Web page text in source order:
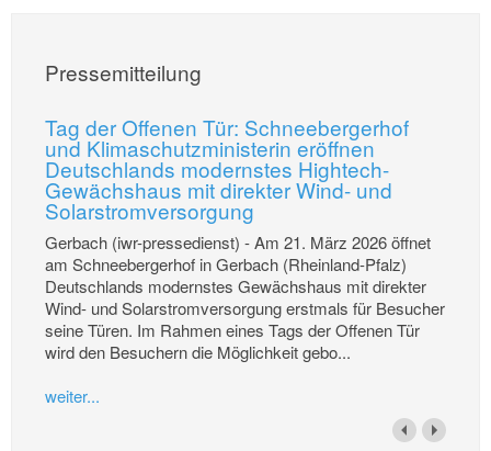
Pressemitteilung
Tag der Offenen Tür: Schneebergerhof
und Klimaschutzministerin eröffnen
Deutschlands modernstes Hightech-
Gewächshaus mit direkter Wind- und
Solarstromversorgung
Gerbach (iwr-pressedienst) - Am 21. März 2026 öffnet
am Schneebergerhof in Gerbach (Rheinland-Pfalz)
Deutschlands modernstes Gewächshaus mit direkter
Wind- und Solarstromversorgung erstmals für Besucher
seine Türen. Im Rahmen eines Tags der Offenen Tür
wird den Besuchern die Möglichkeit gebo...
weiter...